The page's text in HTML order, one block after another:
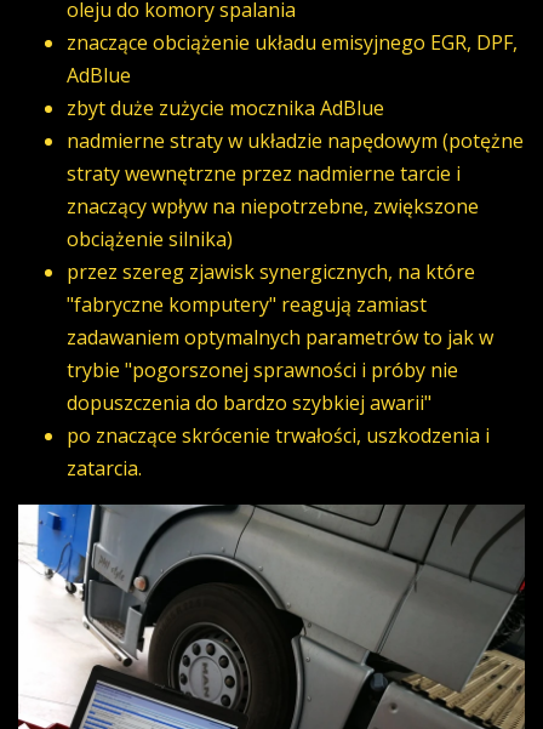
oleju do komory spalania
znaczące obciążenie układu emisyjnego EGR, DPF,
AdBlue
zbyt duże zużycie mocznika AdBlue
nadmierne straty w układzie napędowym (potężne
straty wewnętrzne przez nadmierne tarcie i
znaczący wpływ na niepotrzebne, zwiększone
obciążenie silnika)
przez szereg zjawisk synergicznych, na które
"fabryczne komputery" reagują zamiast
zadawaniem optymalnych parametrów to jak w
trybie "pogorszonej sprawności i próby nie
dopuszczenia do bardzo szybkiej awarii"
po znaczące skrócenie trwałości, uszkodzenia i
zatarcia.